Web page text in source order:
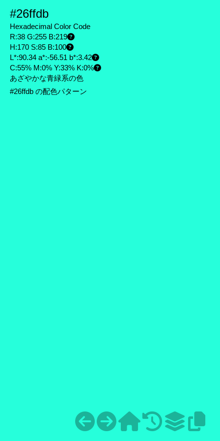
#26ffdb
Hexadecimal Color Code
R:38 G:255 B:219
H:170 S:85 B:100
L*:90.34 a*:-56.51 b*:3.42
C:55% M:0% Y:33% K:0%
あざやかな青緑系の色
#26ffdb の配色パターン